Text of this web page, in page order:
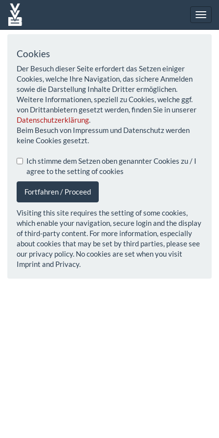
Cookies
Der Besuch dieser Seite erfordert das Setzen einiger
Cookies, welche Ihre Navigation, das sichere Anmelden
sowie die Darstellung Inhalte Dritter ermöglichen.
Weitere Informationen, speziell zu Cookies, welche ggf.
von Drittanbietern gesetzt werden, finden Sie in unserer
Datenschutzerklärung.
Beim Besuch von Impressum und Datenschutz werden
keine Cookies gesetzt.
Ich stimme dem Setzen oben genannter Cookies zu / I
agree to the setting of cookies
Fortfahren / Proceed
Visiting this site requires the setting of some cookies,
which enable your navigation, secure login and the display
of third-party content. For more information, especially
about cookies that may be set by third parties, please see
our privacy policy. No cookies are set when you visit
Imprint and Privacy.